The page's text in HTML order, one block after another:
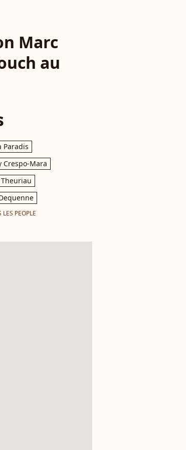
Marc
au
Paradis
Crespo-Mara
PEOPLE